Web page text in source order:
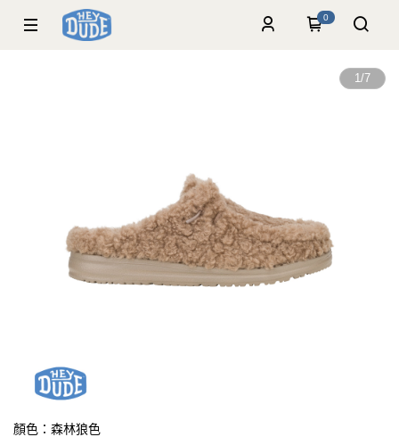
0
1/7
顏色：森林狼色